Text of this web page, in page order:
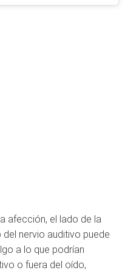
afección, el lado de la
nervio auditivo puede
a lo que podrían
o fuera del oído,